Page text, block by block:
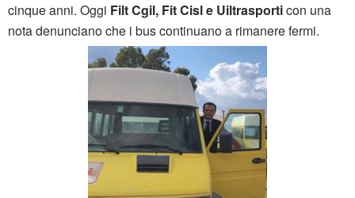
cinque anni. Oggi Filt Cgil, Fit Cisl e Uiltrasporticon una
nota denunciano che i bus continuano a rimanere fermi.